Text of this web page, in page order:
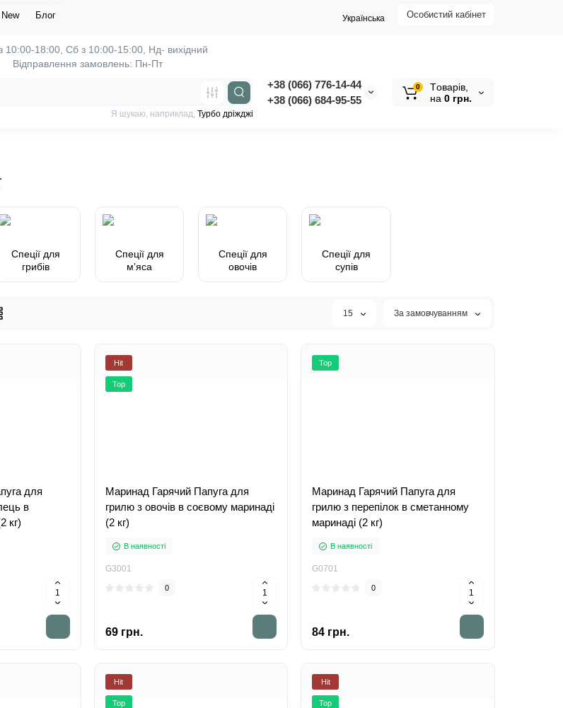
New Блог Особистий кабінет
Українська
10:00-18:00,
Відправлення замовлень: Пн-Пт
+38 (066) 776-14-44
‭+38 (066) 684-95-55‬
Я шукаю, наприклад, Турбо дріжджі
0
Tоварів,
на 0 грн.
Спеції для
грибів
Спеції для
мʼяса
Спеції для
овочів
Спеції для
супів
15 За замовчуванням
для
в
кг)
Hit
Top
Маринад Гарячий Папуга для
грилю з овочів в соєвому маринаді
(2 кг)
В наявності
G3001
0
69 грн.
Top
Маринад Гарячий Папуга для
грилю з перепілок в сметанному
маринаді (2 кг)
В наявності
G0701
0
84 грн.
Hit
Top
Hit
Top